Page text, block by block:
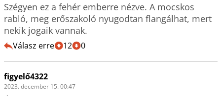
Szégyen ez a fehér emberre nézve. A mocskos
rabló, meg erőszakoló nyugodtan flangálhat, mert
nekik jogaik vannak.
Válasz erre 12 0
figyelő4322
2023. december 15. 00:47